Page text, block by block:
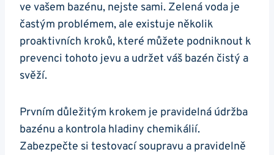
ve vašem bazénu, nejste sami. Zelená voda je
častým problémem, ale existuje několik
proaktivních kroků, které můžete podniknout k
prevenci tohoto jevu a udržet váš bazén čistý a
svěží.
Prvním důležitým krokem je pravidelná údržba
bazénu a kontrola hladiny chemikálií.
Zabezpečte si testovací soupravu a pravidelně